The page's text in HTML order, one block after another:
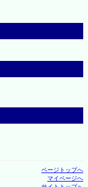
ページトップへ
マイページへ